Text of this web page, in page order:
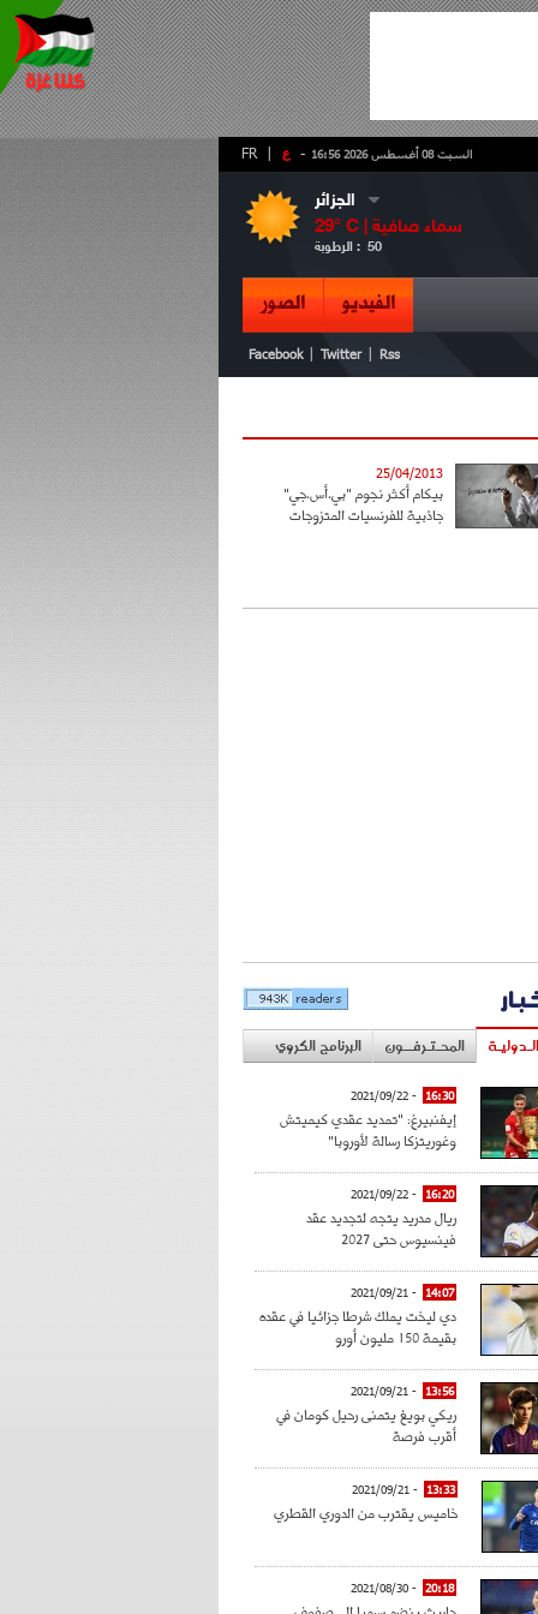
- ع FR السبت 08 أغسطس 2026 16:56
الجزائر
29° C | سماء صافية
الرطوبة : 50
الفيديو الصور
Facebook Twitter Rss
25/04/2013
بيكام أكثر نجوم "بي.أس.جي"
جاذبية للفرنسيات المتزوجات
المحـتـرفــون البرنامج الكروي
16:30
- 2021/09/22
إيفنبيرغ: "تمديد عقدي كيميتش
وغوريتزكا رسالة لأوروبا"
16:20
- 2021/09/22
ريال مدريد يتجه لتجديد عقد
فينسيوس حتى 2027
14:07
- 2021/09/21
دي ليخت يملك شرطا جزائيا في عقده
بقيمة 150 مليون أورو
13:56
- 2021/09/21
ريكي بويغ يتمنى رحيل كومان في
أقرب فرصة
13:33
- 2021/09/21
خاميس يقترب من الدوري القطري
20:18
- 2021/08/30